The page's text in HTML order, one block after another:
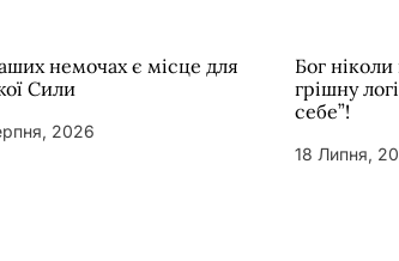
немочах є місце для
Сили
2026
Бог
грішну
себе”!
18 Липня,